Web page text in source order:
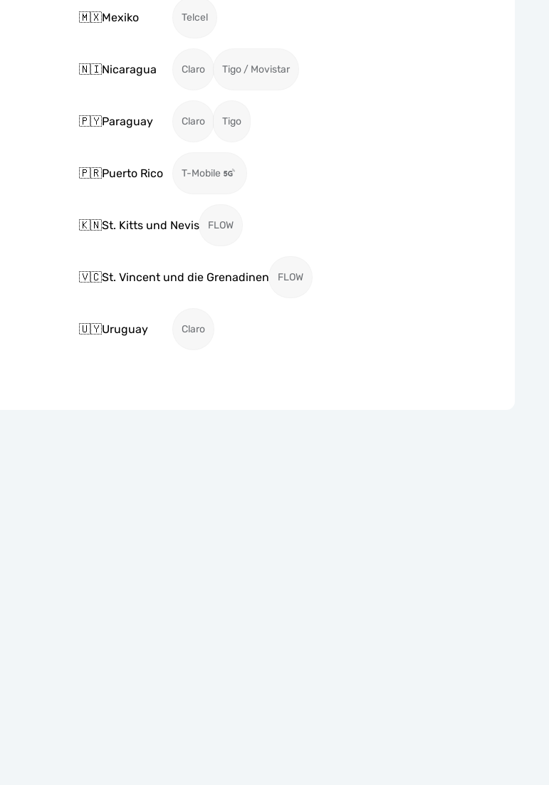
🇲🇽Mexiko Telcel
🇳🇮Nicaragua Claro Tigo / Movistar
🇵🇾Paraguay Claro Tigo
🇵🇷Puerto Rico T-Mobile
🇰🇳St. Kitts und Nevis FLOW
🇻🇨St. Vincent und die Grenadinen FLOW
🇺🇾Uruguay Claro